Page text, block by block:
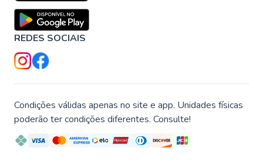
REDES SOCIAIS
Condições válidas apenas no site e app. Unidades físicas
poderão ter condições diferentes. Consulte!